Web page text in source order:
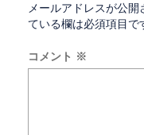
メールアドレスが公開
ている欄は必須項目で
コメント ※